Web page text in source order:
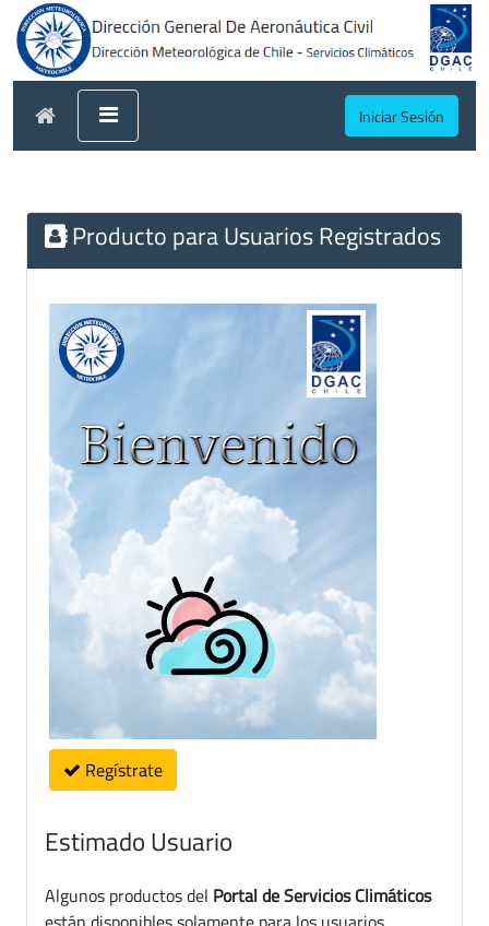
Iniciar Sesión
Producto para Usuarios Registrados
Regístrate
Estimado Usuario
Algunos productos del Portal de Servicios Climáticos